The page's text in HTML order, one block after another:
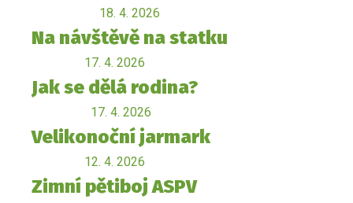
18. 4. 2026
Na návštěvě na statku
17. 4. 2026
Jak se dělá rodina?
17. 4. 2026
Velikonoční jarmark
12. 4. 2026
Zimní pětiboj ASPV